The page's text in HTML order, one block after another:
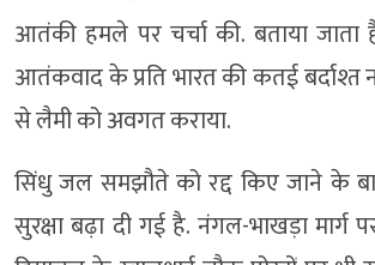
आतंकी हमले पर चर्चा की. बताया
आतंकवाद के प्रति भारत की कतई बर्दाश्त
से लैमी को अवगत कराया.
सिंधु जल समझौते को रद्द किए जाने के
सुरक्षा बढ़ा दी गई है. नंगल-भाखड़ा